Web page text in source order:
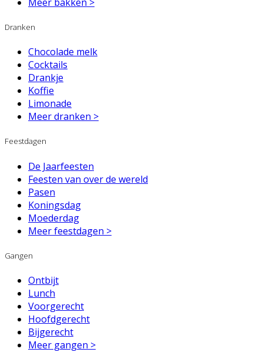
Dranken
Chocolade melk
Cocktails
Drankje
Koffie
Limonade
Meer dranken >
Feestdagen
De Jaarfeesten
Feesten van over de wereld
Pasen
Koningsdag
Moederdag
Meer feestdagen >
Gangen
Ontbijt
Lunch
Voorgerecht
Hoofdgerecht
Bijgerecht
Meer gangen >